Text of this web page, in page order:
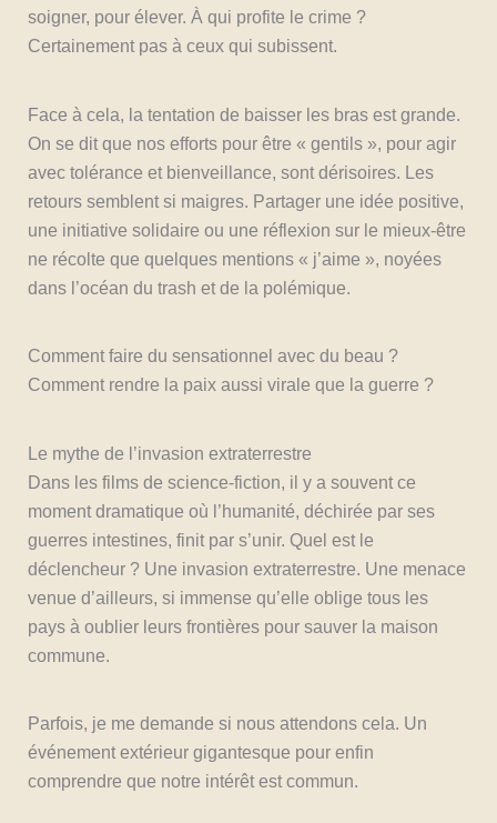
soigner, pour élever. À qui profite le crime ?
Certainement pas à ceux qui subissent.
Face à cela, la tentation de baisser les bras est grande.
On se dit que nos efforts pour être « gentils », pour agir
avec tolérance et bienveillance, sont dérisoires. Les
retours semblent si maigres. Partager une idée positive,
une initiative solidaire ou une réflexion sur le mieux-être
ne récolte que quelques mentions « j’aime », noyées
dans l’océan du trash et de la polémique.
Comment faire du sensationnel avec du beau ?
Comment rendre la paix aussi virale que la guerre ?
Le mythe de l’invasion extraterrestre
Dans les films de science-fiction, il y a souvent ce
moment dramatique où l’humanité, déchirée par ses
guerres intestines, finit par s’unir. Quel est le
déclencheur ? Une invasion extraterrestre. Une menace
venue d’ailleurs, si immense qu’elle oblige tous les
pays à oublier leurs frontières pour sauver la maison
commune.
Parfois, je me demande si nous attendons cela. Un
événement extérieur gigantesque pour enfin
comprendre que notre intérêt est commun.